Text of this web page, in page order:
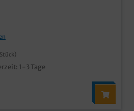
ansprechendes
Faschingszeit ab einer
auch individuell bedruckbarm
Kundenservice
1-3 Tage